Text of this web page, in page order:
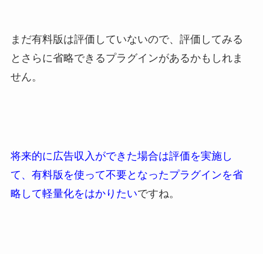
まだ有料版は評価していないので、評価してみる
とさらに省略できるプラグインがあるかもしれま
せん。
将来的に広告収入ができた場合は評価を実施し
て、有料版を使って不要となったプラグインを省
略して軽量化をはかりたいですね。